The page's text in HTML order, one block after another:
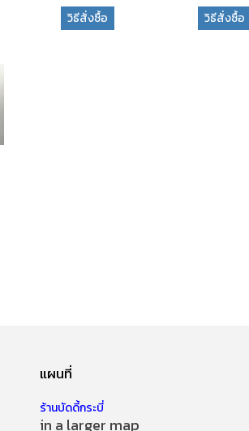
วิธีสั่งซื้อ วิธีสั่งซื้อ
แผนที่
ร้านบัดดี้กระบี่
in a larger map